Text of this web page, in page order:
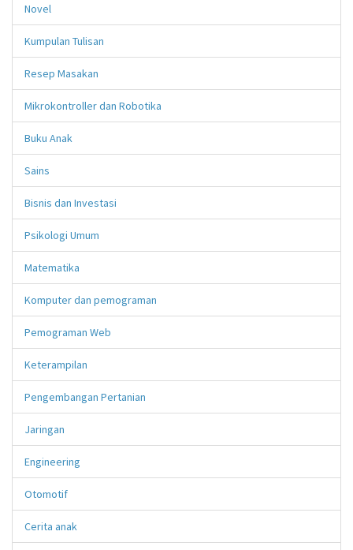
Novel
Kumpulan Tulisan
Resep Masakan
Mikrokontroller dan Robotika
Buku Anak
Sains
Bisnis dan Investasi
Psikologi Umum
Matematika
Komputer dan pemograman
Pemograman Web
Keterampilan
Pengembangan Pertanian
Jaringan
Engineering
Otomotif
Cerita anak